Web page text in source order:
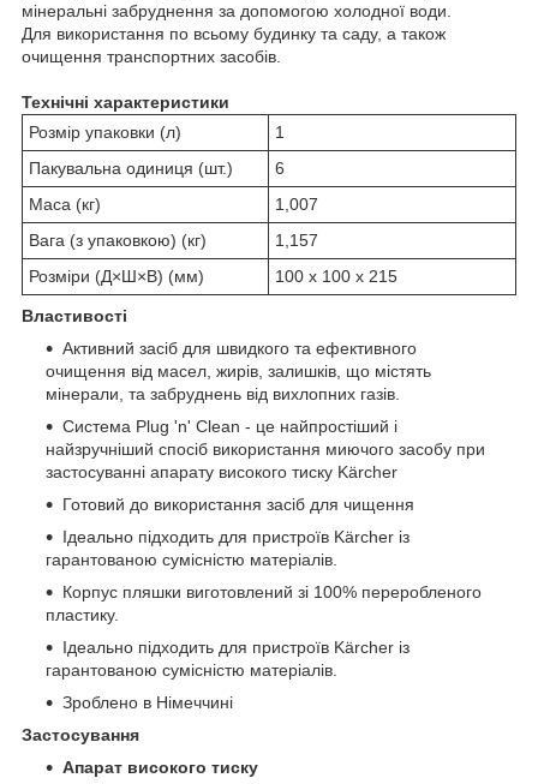
мінеральні забруднення за допомогою холодної води.
Для використання по всьому будинку та саду, а також
очищення транспортних засобів.
Технічні характеристики
Розмір упаковки (л)
1
Пакувальна одиниця (шт.)
6
Маса (кг)
1,007
Вага (з упаковкою) (кг)
1,157
Розміри (Д×Ш×В) (мм)
100 x 100 x 215
Властивості
Активний засіб для швидкого та ефективного
очищення від масел, жирів, залишків, що містять
мінерали, та забруднень від вихлопних газів.
Система Plug 'n' Clean - це найпростіший і
найзручніший спосіб використання миючого засобу при
застосуванні апарату високого тиску Kärcher
Готовий до використання засіб для чищення
Ідеально підходить для пристроїв Kärcher із
гарантованою сумісністю матеріалів.
Корпус пляшки виготовлений зі 100% переробленого
пластику.
Ідеально підходить для пристроїв Kärcher із
гарантованою сумісністю матеріалів.
Зроблено в Німеччині
Застосування
Апарат високого тиску